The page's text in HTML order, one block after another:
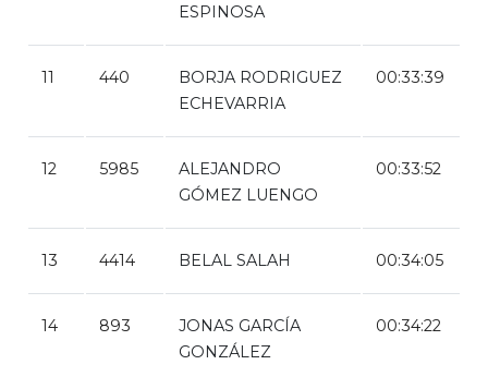
ESPINOSA
11 440
BORJA RODRIGUEZ
ECHEVARRIA
00:33:39
12 5985
ALEJANDRO
GÓMEZ LUENGO
00:33:52
13 4414 BELAL SALAH 00:34:05
14 893
JONAS GARCÍA
GONZÁLEZ
00:34:22